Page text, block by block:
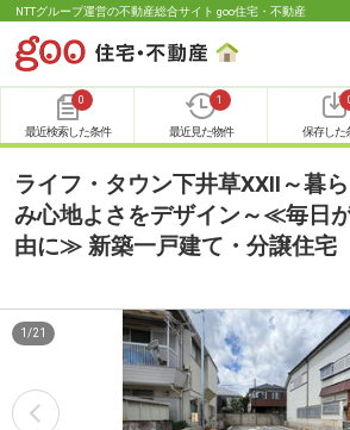
NTTグループ運営の不動産総合サイト goo住宅・不動産
0
最近検索した条件
1
最近見た物件 保存した
ライフ・タウン下井草XXII～暮
み心地よさをデザイン～≪毎日
由に≫ 新築一戸建て・分譲住宅
1 /21